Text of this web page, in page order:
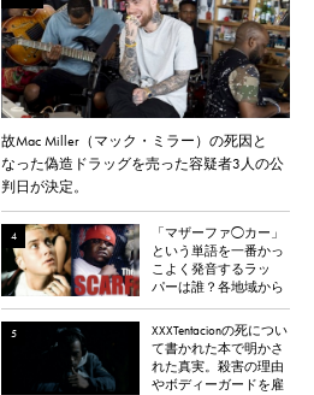
故Mac Miller（マック・ミラー）の死因と
なった偽造ドラッグを売った容疑者3人の公
判日が決定。
「マザーファ◯カー」
という単語を一番かっ
こよく発音するラッ
パーは誰？各地域から
イケてる「マザーフ
◯ッカー」を持つラッ
パーを選出。
XXXTentacionの死につい
て書かれた本で明かさ
れた真実。殺害の理由
やボディーガードを雇